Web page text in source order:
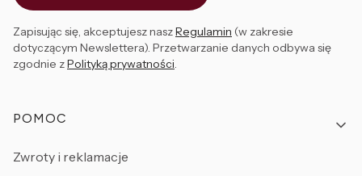
Zapisując się, akceptujesz naszRegulamin (w zakresie
dotyczącym Newslettera). Przetwarzanie danych odbywa się
zgodnie zPolityką prywatności.
Linki w stopce
POMOC
Zwroty i reklamacje